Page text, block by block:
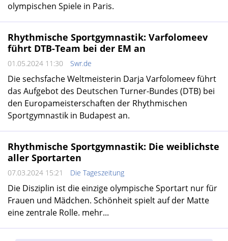
olympischen Spiele in Paris.
Rhythmische Sportgymnastik: Varfolomeev
führt DTB-Team bei der EM an
01.05.2024 11:30 Swr.de
Die sechsfache Weltmeisterin Darja Varfolomeev führt
das Aufgebot des Deutschen Turner-Bundes (DTB) bei
den Europameisterschaften der Rhythmischen
Sportgymnastik in Budapest an.
Rhythmische Sportgymnastik: Die weiblichste
aller Sportarten
07.03.2024 15:21 Die Tageszeitung
Die Disziplin ist die einzige olympische Sportart nur für
Frauen und Mädchen. Schönheit spielt auf der Matte
eine zentrale Rolle. mehr...